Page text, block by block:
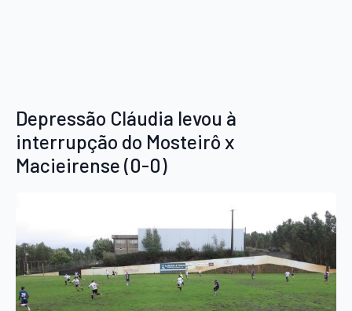
Depressão Cláudia levou à
interrupção do Mosteirô x
Macieirense (0-0)